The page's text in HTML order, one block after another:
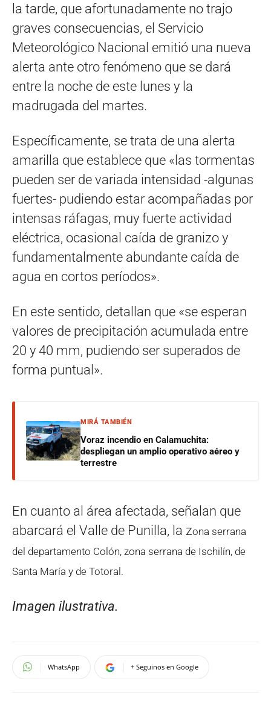
la tarde, que afortunadamente no trajo
graves consecuencias, el Servicio
Meteorológico Nacional emitió una nueva
alerta ante otro fenómeno que se dará
entre la noche de este lunes y la
madrugada del martes.
Específicamente, se trata de una alerta
amarilla que establece que «las tormentas
pueden ser de variada intensidad -algunas
fuertes- pudiendo estar acompañadas por
intensas ráfagas, muy fuerte actividad
eléctrica, ocasional caída de granizo y
fundamentalmente abundante caída de
agua en cortos períodos».
En este sentido, detallan que «se esperan
valores de precipitación acumulada entre
20 y 40 mm, pudiendo ser superados de
forma puntual».
MIRÁ TAMBIÉN
Voraz incendio en Calamuchita:
despliegan un amplio operativo aéreo y
terrestre
En cuanto al área afectada, señalan que
abarcará el Valle de Punilla, la zona serrana
del departamento Colón, zona serrana de Ischilín, de
Santa María y de Totoral.
Imagen ilustrativa.
WhatsApp + Seguinos en Google